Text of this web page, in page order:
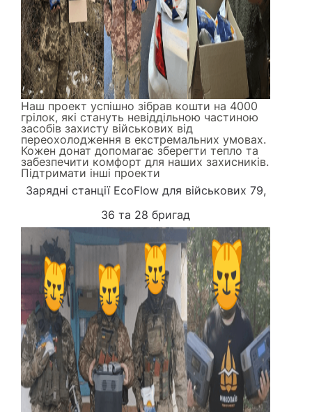
Наш проект успішно зібрав кошти на 4000
грілок, які стануть невіддільною частиною
засобів захисту військових від
переохолодження в екстремальних умовах.
Кожен донат допомагає зберегти тепло та
забезпечити комфорт для наших захисників.
Підтримати інші проекти
Зарядні станції EcoFlow для військових 79,
36 та 28 бригад